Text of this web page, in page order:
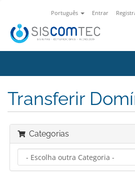
Português Entrar
Transferir
Categorias